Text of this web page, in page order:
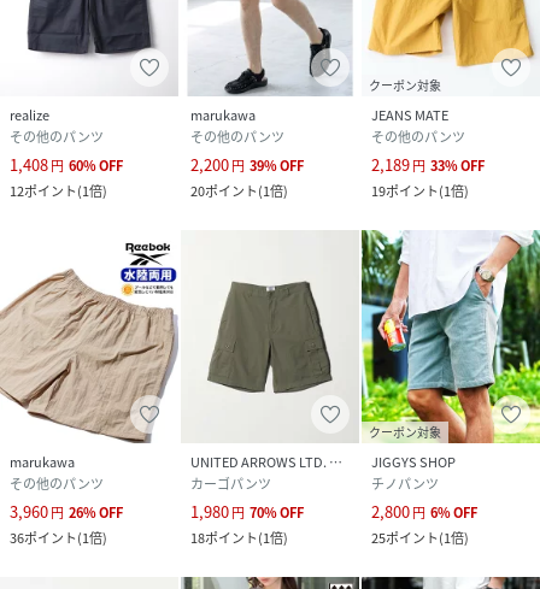
品番
PG4411_518
518-228-0410-92-29 PG4411)
realize
その他のパンツ
1,408円 60%OFF
12ポイント(1倍)
marukawa
その他のパンツ
2,200円 39%OFF
20ポイント(1倍)
クーポン対象
JEANS MATE
その他のパンツ
2,189円 33%OFF
19ポイント(1倍)
marukawa
その他のパンツ
3,960円 26%OFF
36ポイント(1倍)
UNITED ARROWS LTD. OUTLET
カーゴパンツ
1,980円 70%OFF
18ポイント(1倍)
クーポン対象
JIGGYS SHOP
チノパンツ
2,800円 6%OFF
25ポイント(1倍)